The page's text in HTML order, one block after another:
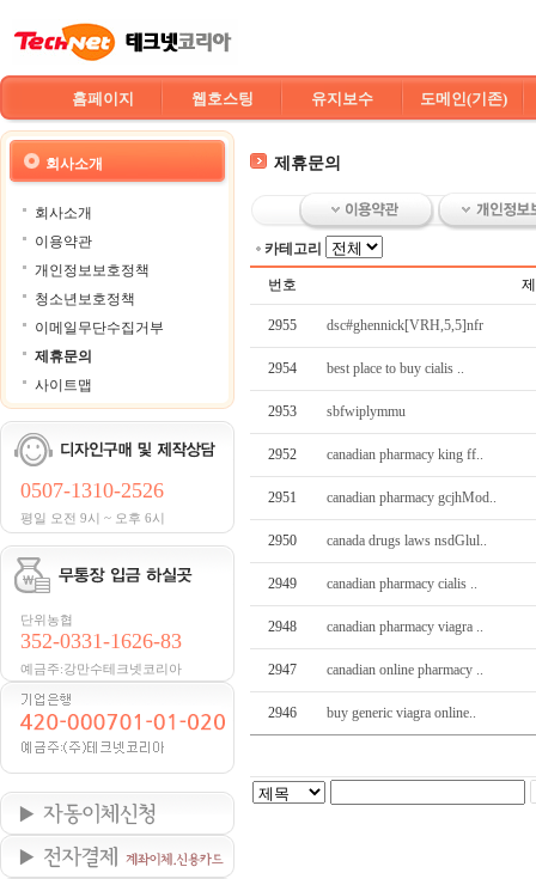
홈페이지 웹호스팅 유지보수 도메인(기존)
회사소개
회사소개
이용약관
개인정보보호정책
청소년보호정책
이메일무단수집거부
제휴문의
사이트맵
0507-1310-2526
평일 오전 9시 ~ 오후 6시
단위농협
352-0331-1626-83
예금주:강만수테크넷코리아
제휴문의
카테고리
번호
2955 dsc#ghennick[VRH,5,5]nfr
2954 best place to buy cialis ..
2953 sbfwiplymmu
2952 canadian pharmacy king ff..
2951 canadian pharmacy gcjhMod..
2950 canada drugs laws nsdGlul..
2949 canadian pharmacy cialis ..
2948 canadian pharmacy viagra ..
2947 canadian online pharmacy ..
2946 buy generic viagra online..